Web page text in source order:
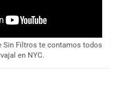
Sin Filtros te contamos todos
en NYC.